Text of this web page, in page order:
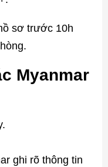
sơ trước 10h
Myanmar
ghi rõ thông tin